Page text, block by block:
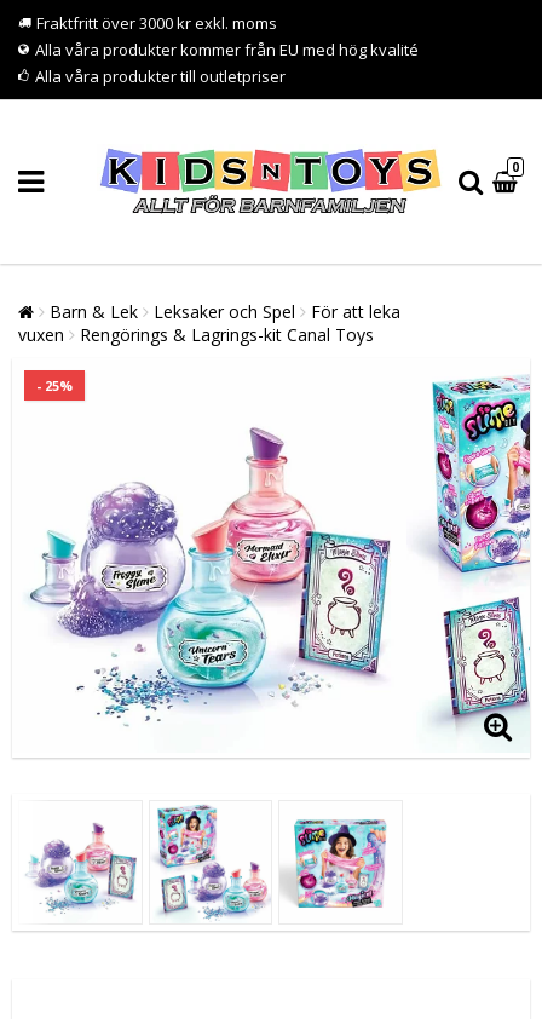
Fraktfritt över 3000 kr exkl. moms
Alla våra produkter kommer från EU med hög kvalité
Alla våra produkter till outletpriser
0
Barn & Lek Leksaker och Spel
För att leka
vuxen
Rengörings & Lagrings-kit Canal Toys
- 25%